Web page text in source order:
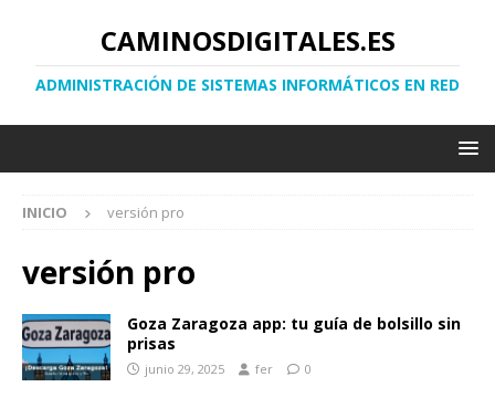
CAMINOSDIGITALES.ES
ADMINISTRACIÓN DE SISTEMAS INFORMÁTICOS EN RED
INICIO versión pro
versión pro
Goza Zaragoza app: tu guía de bolsillo sin
prisas
junio 29, 2025 fer 0